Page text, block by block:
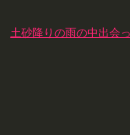
土砂降りの雨の中出会